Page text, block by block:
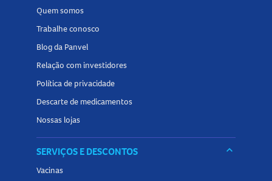
Contém derivados de trigo, leite e soja.
equilibrada.
Tamanho do produto
Disponível em embalagem de 25g.
Conheça outros produtos da categoria
Farmácias e encontre tudo o que precisa para adoçar seus
momentos!
Quem somos
Trabalhe conosco
Blog da Panvel
Relação com investidores
Política de privacidade
Descarte de medicamentos
Nossas lojas
SERVIÇOS E DESCONTOS keyboard_arrow_down
Vacinas